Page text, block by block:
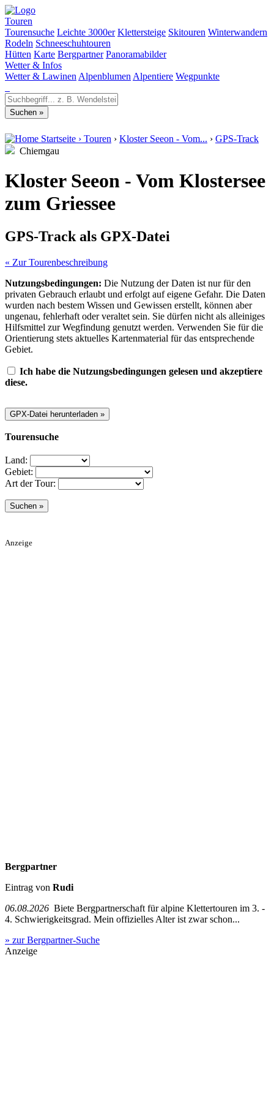
Touren
Tourensuche Leichte 3000er Klettersteige Skitouren Winterwandern
Rodeln Schneeschuhtouren
Hütten Karte Bergpartner Panoramabilder
Wetter & Infos
Wetter & Lawinen Alpenblumen Alpentiere Wegpunkte
Startseite › Touren › Kloster Seeon - Vom... › GPS-Track
Chiemgau
Kloster Seeon - Vom Klostersee
zum Griessee
GPS-Track als GPX-Datei
« Zur Tourenbeschreibung
Nutzungsbedingungen: Die Nutzung der Daten ist nur für den
privaten Gebrauch erlaubt und erfolgt auf eigene Gefahr. Die Daten
wurden nach bestem Wissen und Gewissen erstellt, können aber
ungenau, fehlerhaft oder veraltet sein. Sie dürfen nicht als alleiniges
Hilfsmittel zur Wegfindung genutzt werden. Verwenden Sie für die
Orientierung stets aktuelles Kartenmaterial für das entsprechende
Gebiet.
Ich habe die Nutzungsbedingungen gelesen und akzeptiere
diese.
Tourensuche
Land:
Gebiet:
Art der Tour:
Anzeige
Bergpartner
Eintrag von Rudi
06.08.2026 Biete Bergpartnerschaft für alpine Klettertouren im 3. -
4. Schwierigkeitsgrad. Mein offizielles Alter ist zwar schon...
» zur Bergpartner-Suche
Anzeige